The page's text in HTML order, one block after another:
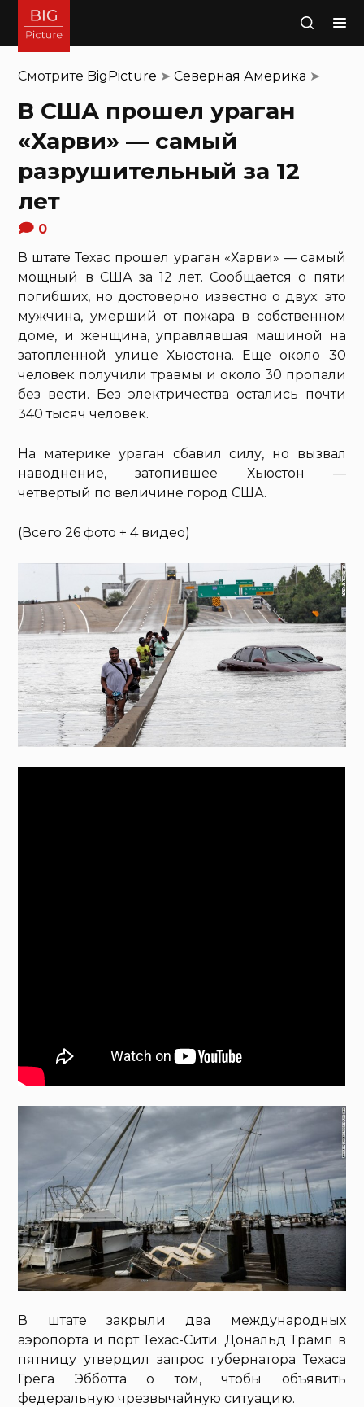
Поиск
Смотрите BigPicture ➤Северная Америка ➤
В США прошел ураган
«Харви» — самый
разрушительный за 12
лет
0
В штате Техас прошел ураган «Харви» — самый
мощный в США за 12 лет. Сообщается о пяти
погибших, но достоверно известно о двух: это
мужчина, умерший от пожара в собственном
доме, и женщина, управлявшая машиной на
затопленной улице Хьюстона. Еще около 30
человек получили травмы и около 30 пропали
без вести. Без электричества остались почти
340 тысяч человек.
На материке ураган сбавил силу, но вызвал
наводнение, затопившее Хьюстон —
четвертый по величине город США.
(Всего 26 фото + 4 видео)
В штате закрыли два международных
аэропорта и порт Техас-Сити. Дональд Трамп в
пятницу утвердил запрос губернатора Техаса
Грега Эбботта о том, чтобы объявить
федеральную чрезвычайную ситуацию.